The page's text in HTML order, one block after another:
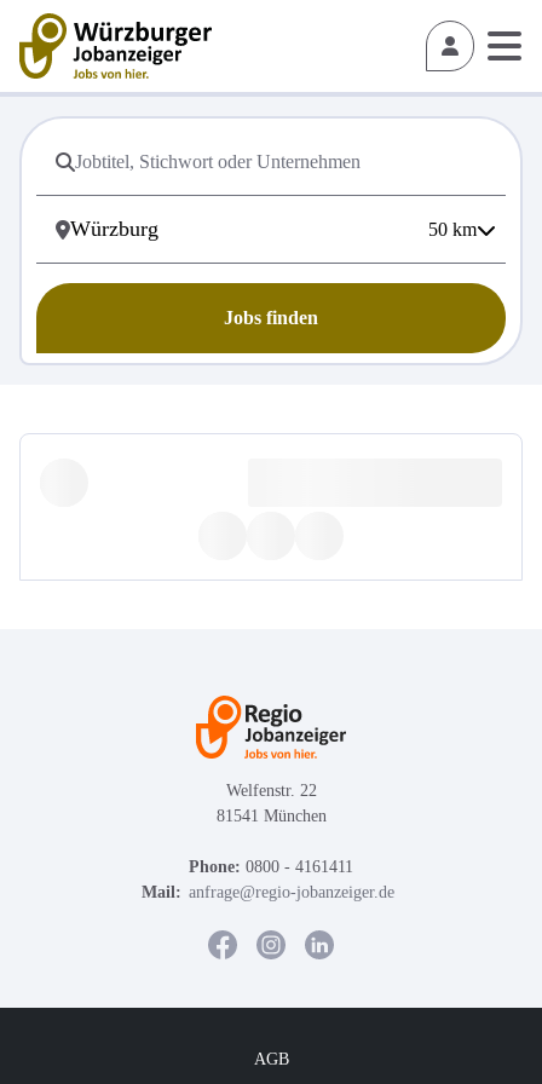
50 km
Jobs finden
Welfenstr. 22
81541 München
Phone: 0800 - 4161411
Mail: anfrage@regio-jobanzeiger.de
AGB